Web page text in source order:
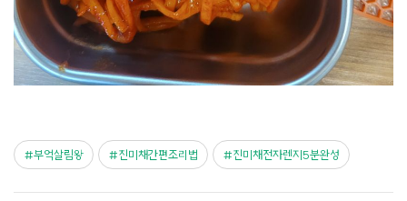
부억살림왕 진미채간편조리법 진미채전자렌지5분완성